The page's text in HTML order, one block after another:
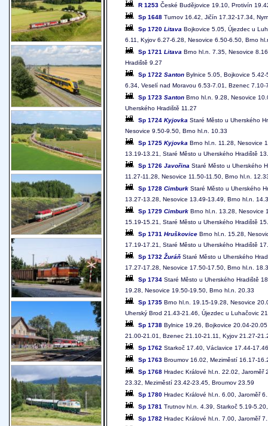
R 1253 České Budějovice 19.10, Protivín
Sp 1648 Turnov 16.42, Jičín 17.32-17.34,
Sp 1720 Litava Bojkovice 5.05, Újezdec u
6.11, Kyjov 6.27-6.28, Nesovice 6.50-6.50, Brno
Sp 1721 Litava Brno hl.n. 7.35, Nesovice
Hradiště 9.27
Sp 1722 Santon Bylnice 5.05, Bojkovice
6.34, Veselí nad Moravou 6.53-7.01, Bzenec
Sp 1723 Santon Brno hl.n. 9.28, Nesovice
Uherského Hradiště 11.27
Sp 1724 Kyjovka Staré Město u Uherského
Nesovice 9.50-9.50, Brno hl.n. 10.33
Sp 1725 Kyjovka Brno hl.n. 11.28, Nesovice
13.19-13.21, Staré Město u Uherského Hradiště
Sp 1726 Javořina Staré Město u Uherského
11.27-11.28, Nesovice 11.50-11.50, Brno hl.n.
Sp 1728 Cimburk Staré Město u Uherského
13.27-13.28, Nesovice 13.49-13.49, Brno hl.n.
Sp 1729 Cimburk Brno hl.n. 13.28, Nesovice
15.19-15.21, Staré Město u Uherského Hradiště
Sp 1731 Hruškovice Brno hl.n. 15.28,
17.19-17.21, Staré Město u Uherského Hradiště
Sp 1732 Žuráň Staré Město u Uherského
17.27-17.28, Nesovice 17.50-17.50, Brno hl.n.
Sp 1734 Staré Město u Uherského Hradiště
19.28, Nesovice 19.50-19.50, Brno hl.n. 20.33
Sp 1735 Brno hl.n. 19.15-19.28, Nesovice
Uherský Brod 21.43-21.46, Újezdec u Luhačovic
Sp 1738 Bylnice 19.26, Bojkovice 20.04-
21.00-21.01, Bzenec 21.10-21.11, Kyjov 21.27-
Sp 1762 Starkoč 17.40, Václavice 17.44-
Sp 1763 Broumov 16.02, Meziměstí 16.17-
Sp 1768 Hradec Králové hl.n. 22.02,
23.32, Meziměstí 23.42-23.45, Broumov 23.59
Sp 1780 Hradec Králové hl.n. 6.00, Jaroměř
Sp 1781 Trutnov hl.n. 4.39, Starkoč 5.19-
Sp 1782 Hradec Králové hl.n. 7.00, Jaroměř